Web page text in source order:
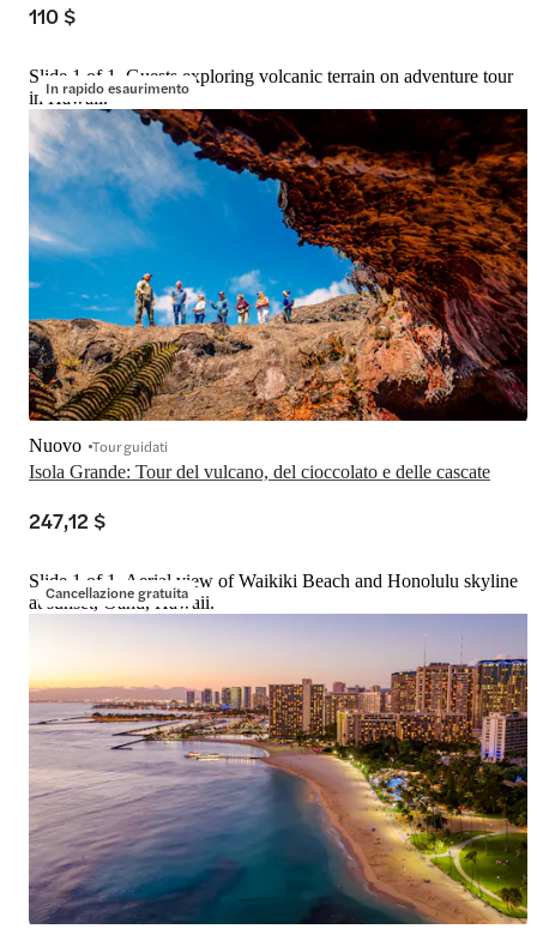
110 $
In rapido esaurimento
Slide 1 of 1, Guests exploring volcanic terrain on adventure tour
in Hawaii.
Isola Grande: Tour del vulcano, del cioccolato e delle cascate
Nuovo Tour guidati
247,12 $
Cancellazione gratuita
Slide 1 of 1, Aerial view of Waikiki Beach and Honolulu skyline
at sunset, Oahu, Hawaii.